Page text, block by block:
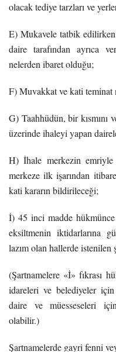
olacak tediye tarzları ve
E) Mukavele tatbik edilirken
daire tarafından ayrıca
nelerden ibaret olduğu;
F) Muvakkat ve kati teminat
G) Taahhüdün, bir kısmını
üzerinde ihaleyi yapan
H) İhale merkezin emriyle
merkeze ilk işarından
kati kararın bildirileceği;
İ) 45 inci madde
eksiltmenin iktidarlarına
lazım olan hallerde istenilen
(Şartnamelere «İ» fıkrası
idareleri ve belediyeler
daire ve müesseseleri
olabilir.)
Şartnamelerde gayri fenni